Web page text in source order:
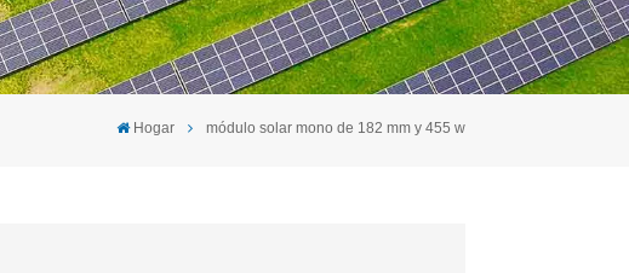
Español
Hogar módulo solar mono de 182 mm y 455 w